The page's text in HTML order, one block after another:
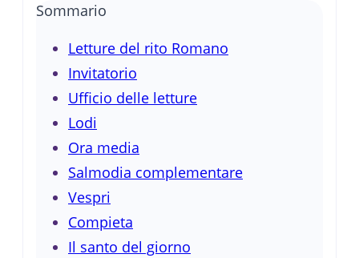
Sommario
Letture del rito Romano
Invitatorio
Ufficio delle letture
Lodi
Ora media
Salmodia complementare
Vespri
Compieta
Il santo del giorno